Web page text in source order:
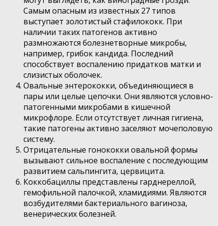
Самым опасным из известных 27 типов
выступает золотистый стафилококк. При
наличии таких патогенов активно
размножаются болезнетворные микробы,
например, грибок кандида. Последний
способствует воспалению придатков матки и
слизистых оболочек.
Овальные энтерококки, объединяющиеся в
пары или целые цепочки. Они являются условно-
патогенными микробами в кишечной
микрофлоре. Если отсутствует личная гигиена,
такие патогены активно заселяют мочеполовую
систему.
Отрицательные гонококки овальной формы
вызывают сильное воспаление с последующим
развитием сальпингита, цервицита.
Коккобациллы представлены гарднереллой,
гемофильной палочкой, хламидиями. Являются
возбудителями бактериального вагиноза,
венерических болезней.